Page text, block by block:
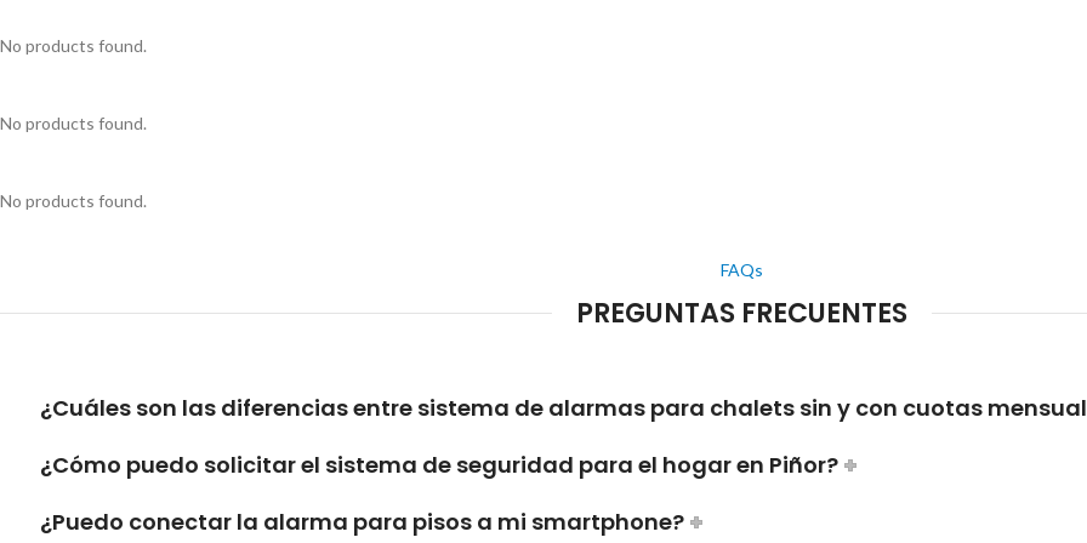
No products found.
No products found.
No products found.
FAQs
PREGUNTAS FRECUENTES
¿Cuáles son las diferencias entre sistema de alarmas para chalets sin y con cuotas
¿Cómo puedo solicitar el sistema de seguridad para el hogar en Piñor?
¿Puedo conectar la alarma para pisos a mi smartphone?